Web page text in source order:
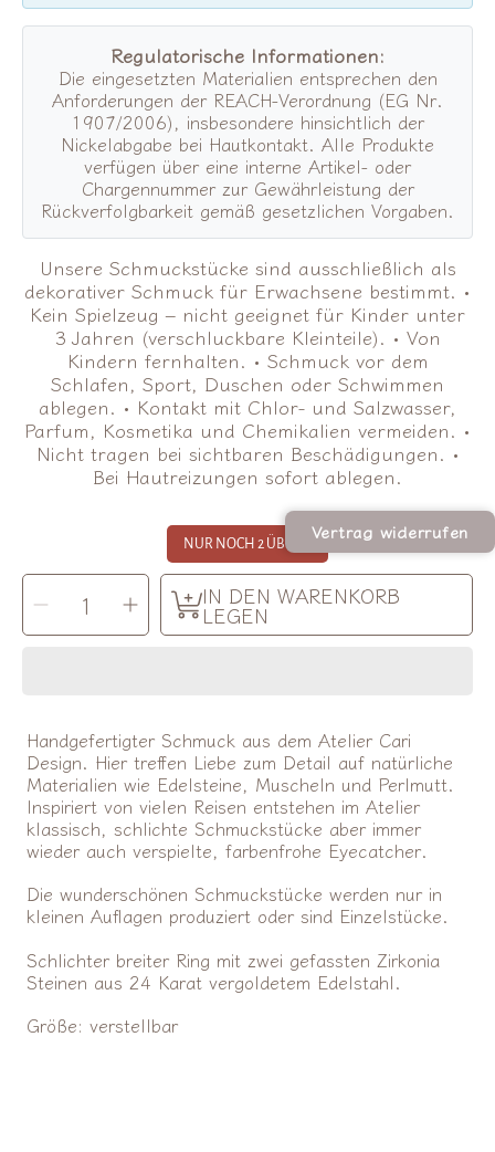
Regulatorische Informationen:
Die eingesetzten Materialien entsprechen den
Anforderungen der REACH-Verordnung (EG Nr.
1907/2006), insbesondere hinsichtlich der
Nickelabgabe bei Hautkontakt. Alle Produkte
verfügen über eine interne Artikel- oder
Chargennummer zur Gewährleistung der
Rückverfolgbarkeit gemäß gesetzlichen Vorgaben.
Unsere Schmuckstücke sind ausschließlich als
dekorativer Schmuck für Erwachsene bestimmt. •
Kein Spielzeug – nicht geeignet für Kinder unter
3 Jahren (verschluckbare Kleinteile). • Von
Kindern fernhalten. • Schmuck vor dem
Schlafen, Sport, Duschen oder Schwimmen
ablegen. • Kontakt mit Chlor- und Salzwasser,
Parfum, Kosmetika und Chemikalien vermeiden. •
Nicht tragen bei sichtbaren Beschädigungen. •
Bei Hautreizungen sofort ablegen.
NUR NOCH 2 ÜBRIG!
MENGE
AUSWÄHLEN
Menge
für
Ring
Juli
Menge
für
Ring
Juli
IN DEN WARENKORB
LEGEN
Handgefertigter Schmuck aus dem Atelier Cari
Design. Hier treffen Liebe zum Detail auf natürliche
Materialien wie Edelsteine, Muscheln und Perlmutt.
Inspiriert von vielen Reisen entstehen im Atelier
klassisch, schlichte Schmuckstücke aber immer
wieder auch verspielte, farbenfrohe Eyecatcher.
Die wunderschönen Schmuckstücke werden nur in
kleinen Auflagen produziert oder sind Einzelstücke.
Schlichter breiter Ring mit zwei gefassten Zirkonia
Steinen aus 24 Karat vergoldetem Edelstahl.
Größe: verstellbar
Vertrag widerrufen